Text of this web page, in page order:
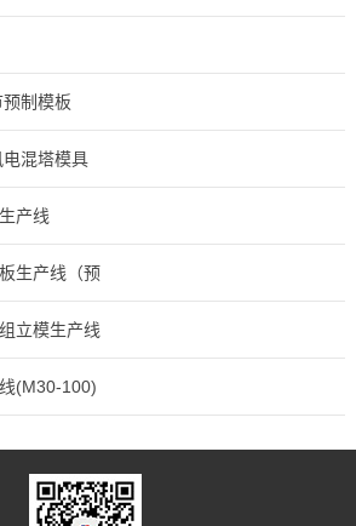
制模板
混塔模具
产线
生产线（预
立模生产线
(M30-100)